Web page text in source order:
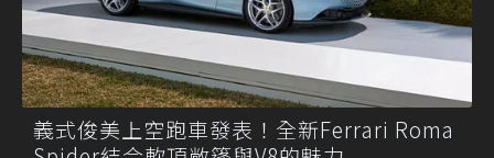
義式俊美上空跑車發表！全新Ferrari Roma